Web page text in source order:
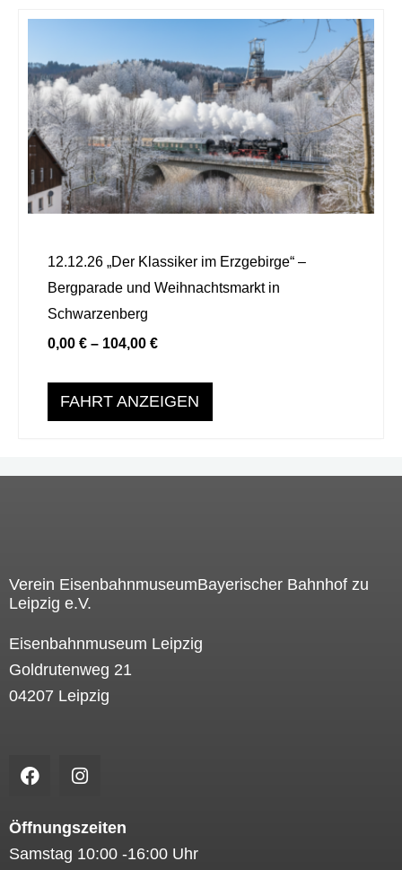
12.12.26 „Der Klassiker im Erzgebirge“ –
Bergparade und Weihnachtsmarkt in
Schwarzenberg
0,00 €– 104,00 €
FAHRT ANZEIGEN
Dieses
weist
mehrere
Varianten
auf.
Die
Optionen
auf
der
Produktseite
gewählt
Verein EisenbahnmuseumBayerischer Bahnhof zu
Leipzig e.V.
Eisenbahnmuseum Leipzig
Goldrutenweg 21
04207 Leipzig
F
a
e
b
o
I
n
t
a
g
Öffnungszeiten
Samstag 10:00 -16:00 Uhr